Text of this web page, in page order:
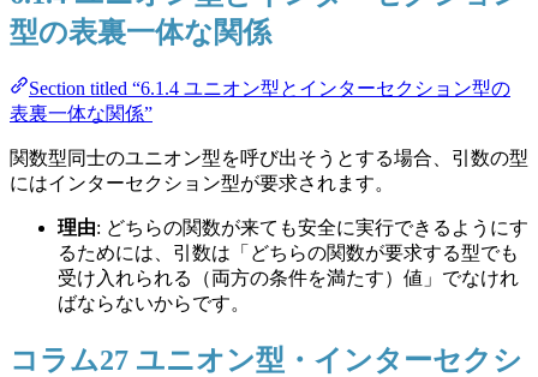
型の表裏一体な関係
Section titled “6.1.4 ユニオン型とインターセクション型の
表裏一体な関係”
関数型同士のユニオン型を呼び出そうとする場合、引数の型
にはインターセクション型が要求されます。
理由: どちらの関数が来ても安全に実行できるようにす
るためには、引数は「どちらの関数が要求する型でも
受け入れられる（両方の条件を満たす）値」でなけれ
ばならないからです。
コラム27 ユニオン型・インターセクシ